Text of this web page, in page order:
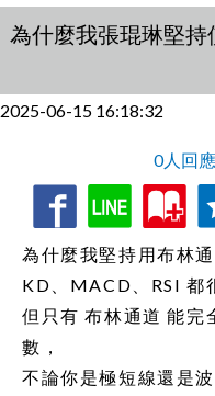
為什麼我張琨琳堅持
2025-06-15 16:18:32
0人回
收
藏
為什麼我堅持用布林通
KD、MACD、RSI 都
但只有 布林通道 能完
數，
不論你是極短線還是波